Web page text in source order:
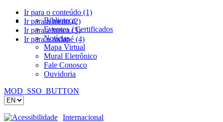
Ir para o conteúdo (1)
Ir para o menu (2)
Ir para a busca (3)
Ir para o rodapé (4)
Biblioteca
Eventos / Certificados
Notícias
Mapa Virtual
Mural Eletrônico
Fale Conosco
Ouvidoria
MOD_SSO_BUTTON
Acessibilidade Internacional